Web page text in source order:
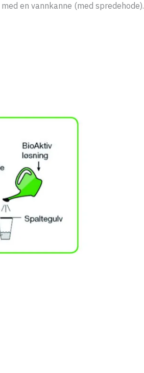
en vannkanne (med spredehode).